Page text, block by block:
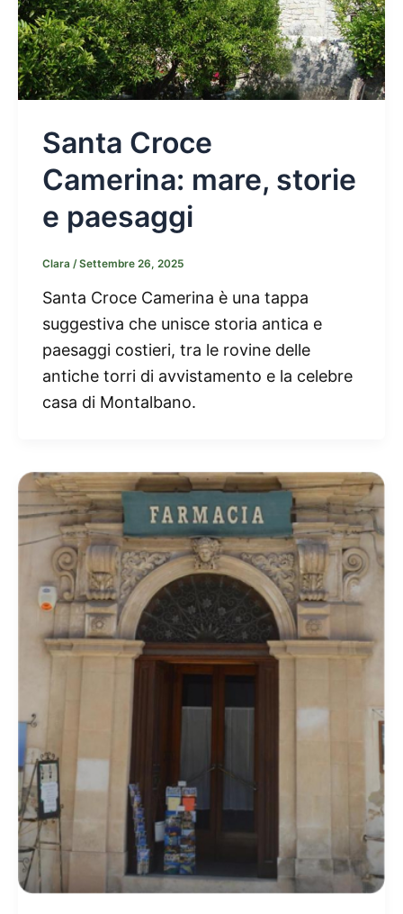
Santa Croce
Camerina: mare, storie
e paesaggi
Clara /Settembre 26, 2025
Santa Croce Camerina è una tappa
suggestiva che unisce storia antica e
paesaggi costieri, tra le rovine delle
antiche torri di avvistamento e la celebre
casa di Montalbano.